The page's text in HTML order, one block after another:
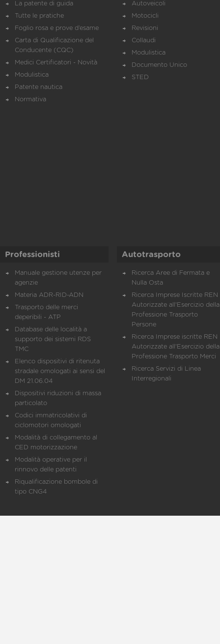
La patente di guida
Tutte le pratiche
Foglio rosa e prove d’esame
Carta di Qualificazione del
Conducente (CQC)
Medici Certificatori - Novità
Modulistica
Patente nautica
Normativa
Autoveicoli
Motocicli
Revisioni
Collaudi
Modulistica
Documento Unico
STED
Professionisti
Manuale gestione utenze per
agenzie
Materia ADR-RID-ADN
Trasporto delle merci
deperibili - ATP
Database delle località a
supporto dei sistemi RDS
TMC
Elenco dispositivi di ritenuta
stradale omologati ai sensi del
DM 21.06.04
Dispositivi riduzioni di massa
particolato
Codici immatricolativi di
ciclomotori omologati
Modalità di collegamento al
CED motorizzazione
Modalità operative per il
rinnovo delle patenti
Riqualificazione bombole di
tipo CNG4
Autotrasporto
Ricerca Aree di Fermata e
Nulla Osta
Ricerca Imprese Iscritte REN
Autorizzate all'Esercizio della
Professione Trasporto
Persone
Ricerca Imprese iscritte REN
Autorizzate all'Esercizio della
Professione Trasporto Merci
Ricerca Servizi di Linea
Interregionali